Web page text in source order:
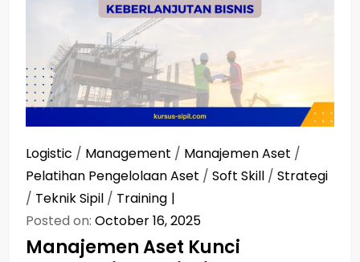
Logistic / Management / Manajemen Aset /
Pelatihan Pengelolaan Aset / Soft Skill / Strategi
/ Teknik Sipil / Training
Posted on: October 16, 2025
Manajemen Aset Kunci